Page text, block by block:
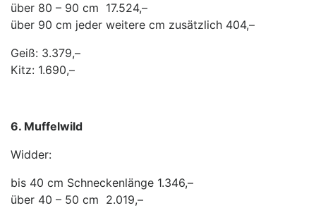
über 80 – 90 cm 17.524,–
über 90 cm jeder weitere cm zusätzlich 404,–
Geiß: 3.379,–
Kitz: 1.690,–
6. Muffelwild
Widder:
bis 40 cm Schneckenlänge 1.346,–
über 40 – 50 cm 2.019,–